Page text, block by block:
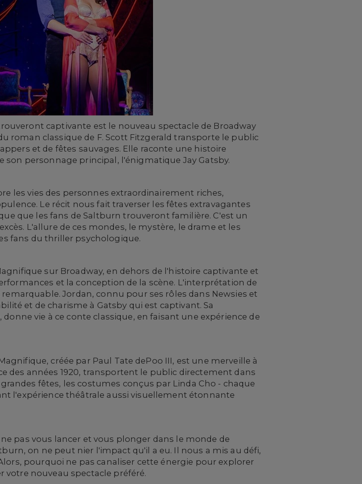
captivante est le nouveau spectacle de Broadway
roman classique de F. Scott Fitzgerald transporte le public
et de fêtes sauvages. Elle raconte une histoire
son personnage principal, l'énigmatique Jay Gatsby.
les vies des personnes extraordinairement riches,
Le récit nous fait traverser les fêtes extravagantes
que les fans de Saltburn trouveront familière. C'est un
L'allure de ces mondes, le mystère, le drame et les
fans du thriller psychologique.
sur Broadway, en dehors de l'histoire captivante et
et la conception de la scène. L'interprétation de
Jordan, connu pour ses rôles dans Newsies et
et de charisme à Gatsby qui est captivant. Sa
vie à ce conte classique, en faisant une expérience de
créée par Paul Tate dePoo III, est une merveille à
des années 1920, transportent le public directement dans
fêtes, les costumes conçus par Linda Cho - chaque
l'expérience théâtrale aussi visuellement étonnante
pas vous lancer et vous plonger dans le monde de
on ne peut nier l'impact qu'il a eu. Il nous a mis au défi,
pourquoi ne pas canaliser cette énergie pour explorer
votre nouveau spectacle préféré.